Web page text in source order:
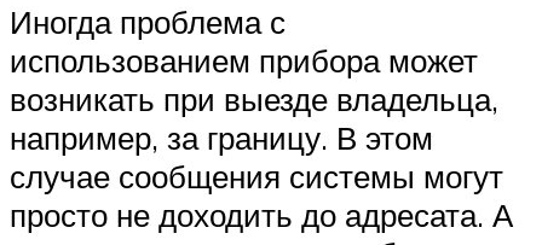
Иногда проблема с
использованием прибора может
возникать при выезде владельца,
например, за границу. В этом
случае сообщения системы могут
просто не доходить до адресата. А